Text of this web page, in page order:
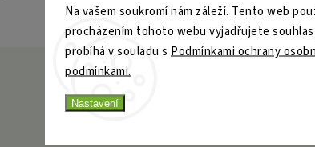
Na vašem soukromí nám záleží. Tento web
procházením tohoto webu vyjadřujete
probíhá v souladu s Podmínkami ochrany
podmínkami.
Nastavení